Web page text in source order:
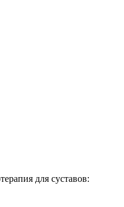
для суставов: